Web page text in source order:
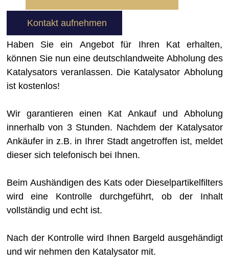
Kontakt aufnehmen
Haben Sie ein Angebot für Ihren Kat erhalten,
können Sie nun eine deutschlandweite Abholung des
Katalysators veranlassen. Die Katalysator Abholung
ist kostenlos!
Wir garantieren einen Kat Ankauf und Abholung
innerhalb von 3 Stunden. Nachdem der Katalysator
Ankäufer in z.B. in Ihrer Stadt angetroffen ist, meldet
dieser sich telefonisch bei Ihnen.
Beim Aushändigen des Kats oder Dieselpartikelfilters
wird eine Kontrolle durchgeführt, ob der Inhalt
vollständig und echt ist.
Nach der Kontrolle wird Ihnen Bargeld ausgehändigt
und wir nehmen den Katalysator mit.